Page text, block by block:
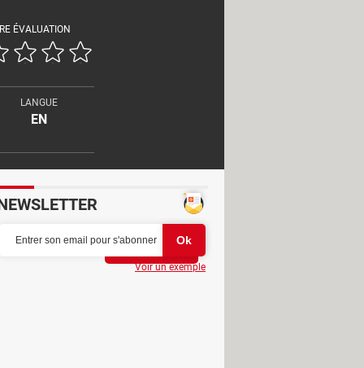
ÉVALUATION
LANGUE
EN
Le programme vous permet
constantes physiques. Ce logiciel
entièrement gratuit et vous
Voir un exemple